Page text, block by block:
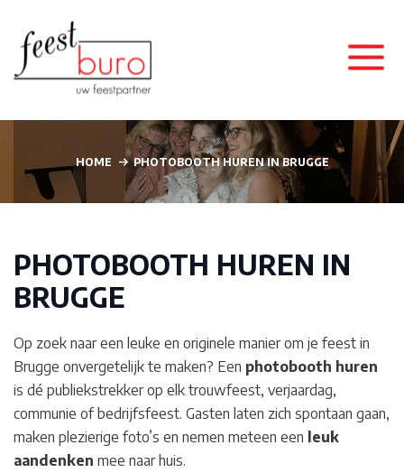
HOME PHOTOBOOTH HUREN IN BRUGGE
PHOTOBOOTH HUREN IN
BRUGGE
Op zoek naar een leuke en originele manier om je feest in
Brugge onvergetelijk te maken? Een photobooth huren
is dé publiekstrekker op elk trouwfeest, verjaardag,
communie of bedrijfsfeest. Gasten laten zich spontaan gaan,
maken plezierige foto’s en nemen meteen een leuk
aandenken mee naar huis.